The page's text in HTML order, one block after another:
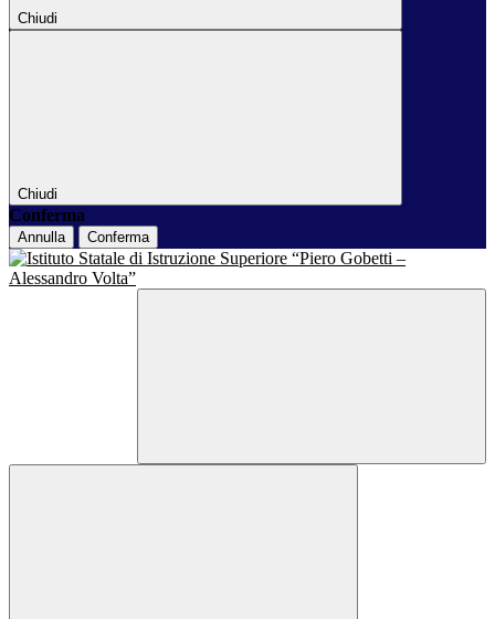
Chiudi
Chiudi
Conferma
Annulla Conferma